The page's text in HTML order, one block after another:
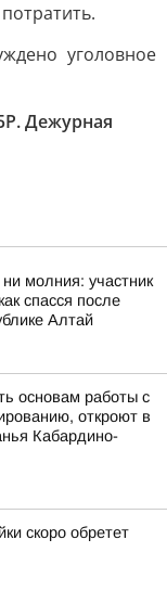
уголовное
Дежурная
молния: участник
спасся после
Алтай
основам работы с
откроют в
Кабардино-
скоро обретет